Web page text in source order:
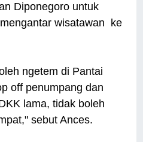
Diponegoro untuk
wisatawan ke
ngetem di Pantai
off penumpang dan
lama, tidak boleh
sebut Ances.